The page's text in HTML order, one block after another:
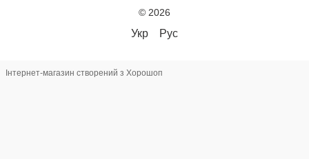
© 2026
Укр Рус
Інтернет-магазин створений з Хорошоп